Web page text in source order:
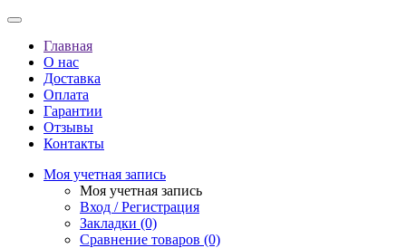
Главная
О нас
Доставка
Оплата
Гарантии
Отзывы
Контакты
Моя учетная запись
Моя учетная запись
Вход / Регистрация
Закладки (0)
Сравнение товаров (0)